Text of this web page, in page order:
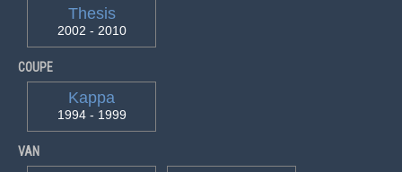
Thesis
2002 - 2010
COUPE
Kappa
1994 - 1999
VAN